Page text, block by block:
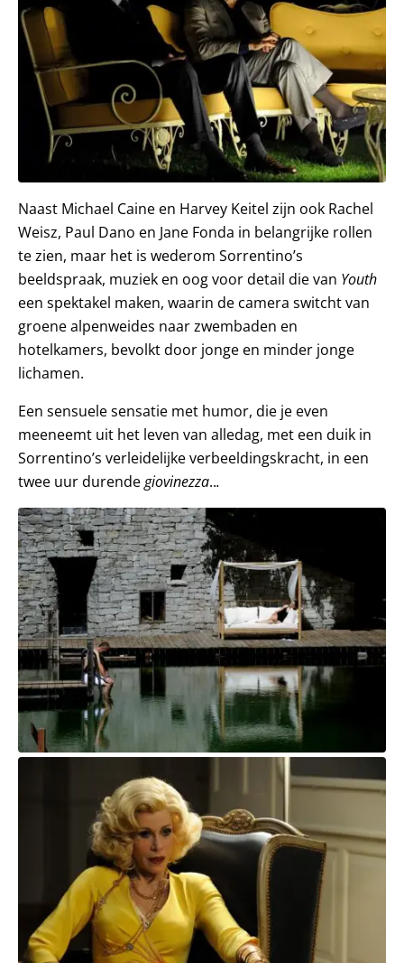
Naast Michael Caine en Harvey Keitel zijn ook Rachel
Weisz, Paul Dano en Jane Fonda in belangrijke rollen
te zien, maar het is wederom Sorrentino’s
beeldspraak, muziek en oog voor detail die van Youth
een spektakel maken, waarin de camera switcht van
groene alpenweides naar zwembaden en
hotelkamers, bevolkt door jonge en minder jonge
lichamen.
Een sensuele sensatie met humor, die je even
meeneemt uit het leven van alledag, met een duik in
Sorrentino’s verleidelijke verbeeldingskracht, in een
twee uur durendegiovinezza...